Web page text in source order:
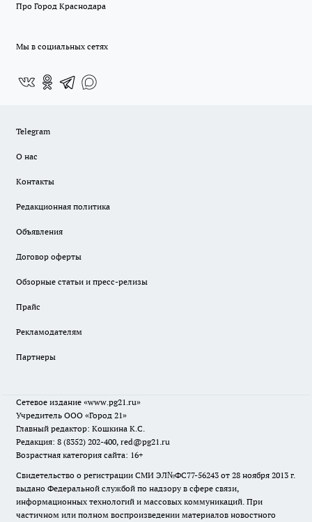
Про Город Краснодара
Мы в социальных сетях
Telegram
О нас
Контакты
Редакционная политика
Объявления
Договор оферты
Обзорные статьи и пресс-релизы
Прайс
Рекламодателям
Партнеры
Сетевое издание «www.pg21.ru»
Учредитель ООО «Город 21»
Главный редактор: Кошкина К.С.
Редакция: 8 (8352) 202-400, red@pg21.ru
Возрастная категория сайта: 16+
Свидетельство о регистрации СМИ ЭЛ№ФС77-56243 от 28 ноября 2013 г.
выдано Федеральной службой по надзору в сфере связи,
информационных технологий и массовых коммуникаций. При
частичном или полном воспроизведении материалов новостного